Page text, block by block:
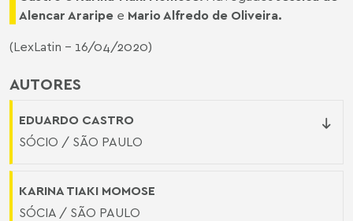
AUTORES
EDUARDO CASTRO
SÓCIO / SÃO PAULO
KARINA TIAKI MOMOSE
SÓCIA / SÃO PAULO
Alencar Araripe e Mario Alfredo de Oliveira.
(LexLatin - 16/04/2020)